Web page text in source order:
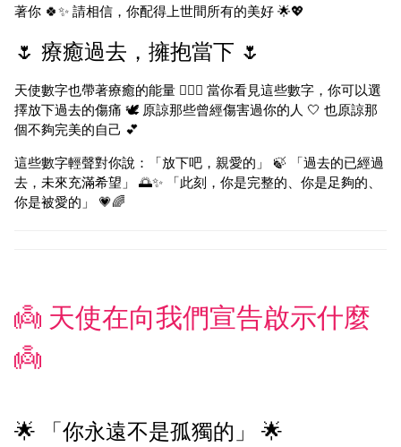
著你 🍀✨ 請相信，你配得上世間所有的美好 🌟💖
🌷 療癒過去，擁抱當下 🌷
天使數字也帶著療癒的能量 💆‍♀️✨ 當你看見這些數字，你可以選
擇放下過去的傷痛 🕊️ 原諒那些曾經傷害過你的人 🤍 也原諒那
個不夠完美的自己 💕
這些數字輕聲對你說：「放下吧，親愛的」 🍃 「過去的已經過
去，未來充滿希望」 🌅✨ 「此刻，你是完整的、你是足夠的、
你是被愛的」 💗🌈
👼 天使在向我們宣告啟示什麼
👼
🌟 「你永遠不是孤獨的」 🌟